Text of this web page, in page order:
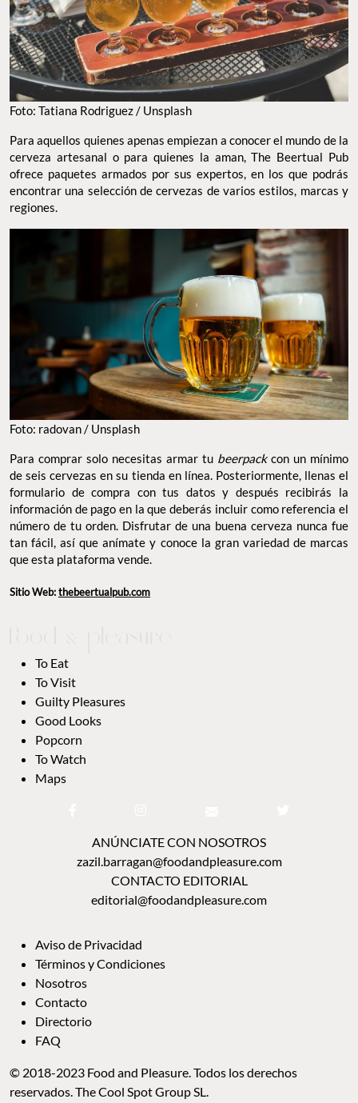
Foto: Tatiana Rodriguez / Unsplash
Para aquellos quienes apenas empiezan a conocer el mundo de la
cerveza artesanal o para quienes la aman, The Beertual Pub
ofrece paquetes armados por sus expertos, en los que podrás
encontrar una selección de cervezas de varios estilos, marcas y
regiones.
Foto: radovan / Unsplash
Para comprar solo necesitas armar tu beerpackcon un mínimo
de seis cervezas en su tienda en línea. Posteriormente, llenas el
formulario de compra con tus datos y después recibirás la
información de pago en la que deberás incluir como referencia el
número de tu orden. Disfrutar de una buena cerveza nunca fue
tan fácil, así que anímate y conoce la gran variedad de marcas
que esta plataforma vende.
Sitio Web:thebeertualpub.com
To Eat
To Visit
Guilty Pleasures
Good Looks
Popcorn
To Watch
Maps
ANÚNCIATE CON NOSOTROS
zazil.barragan@foodandpleasure.com
CONTACTO EDITORIAL
editorial@foodandpleasure.com
Aviso de Privacidad
Términos y Condiciones
Nosotros
Contacto
Directorio
FAQ
© 2018-2023 Food and Pleasure. Todos los derechos
reservados. The Cool Spot Group SL.